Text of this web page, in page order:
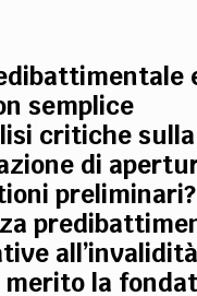
semplice
critiche
di
preliminari?
la